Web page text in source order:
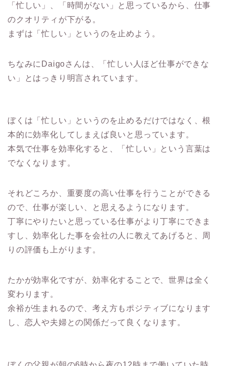
「忙しい」、「時間がない」と思っているから、仕事
のクオリティが下がる。
まずは「忙しい」というのを止めよう。
ちなみにDaigoさんは、「忙しい人ほど仕事ができな
い」とはっきり明言されています。
ぼくは「忙しい」というのを止めるだけではなく、根
本的に効率化してしまえば良いと思っています。
本気で仕事を効率化すると、「忙しい」という言葉は
でなくなります。
それどころか、重要度の高い仕事を行うことができる
ので、仕事が楽しい、と思えるようになります。
丁寧にやりたいと思っている仕事がより丁寧にできま
すし、効率化した事を会社の人に教えてあげると、周
りの評価も上がります。
たかが効率化ですが、効率化することで、世界は全く
変わります。
余裕が生まれるので、考え方もポジティブになります
し、恋人や夫婦との関係だって良くなります。